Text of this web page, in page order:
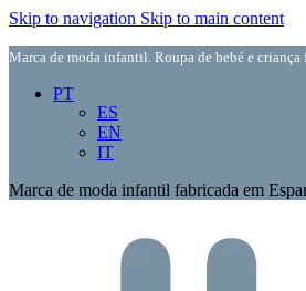
Skip to navigation Skip to main content
Marca de moda infantil. Roupa de bebé e criança
PT
ES
EN
IT
Marca de moda infantil fabricada em